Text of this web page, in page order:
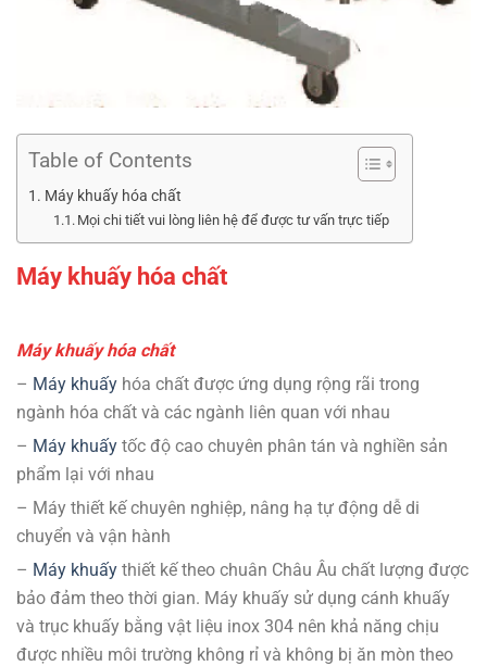
Table of Contents
Máy khuấy hóa chất
Mọi chi tiết vui lòng liên hệ để được tư vấn trực tiếp
Máy khuấy hóa chất
Máy khuấy hóa chất
– Máy khuấy hóa chất được ứng dụng rộng rãi trong
ngành hóa chất và các ngành liên quan với nhau
– Máy khuấy tốc độ cao chuyên phân tán và nghiền sản
phẩm lại với nhau
– Máy thiết kế chuyên nghiệp, nâng hạ tự động dễ di
chuyển và vận hành
– Máy khuấy thiết kế theo chuân Châu Âu chất lượng được
bảo đảm theo thời gian. Máy khuấy sử dụng cánh khuấy
và trục khuấy bằng vật liệu inox 304 nên khả năng chịu
được nhiều môi trường không rỉ và không bị ăn mòn theo